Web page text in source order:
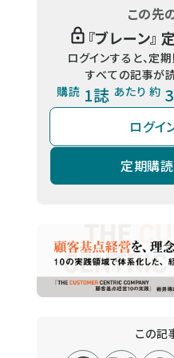
この先
『ブレーン』
ログインすると、定
すべての記事が
購読 1誌 あたり 約
ログイ
定期購
この記